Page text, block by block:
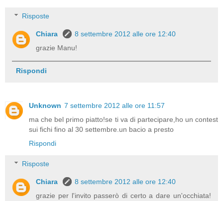
Risposte
Chiara
8 settembre 2012 alle ore 12:40
grazie Manu!
Rispondi
Unknown 7 settembre 2012 alle ore 11:57
ma che bel primo piatto!se ti va di partecipare,ho un contest
sui fichi fino al 30 settembre.un bacio a presto
Rispondi
Risposte
Chiara
8 settembre 2012 alle ore 12:40
grazie per l'invito passerò di certo a dare un'occhiata!